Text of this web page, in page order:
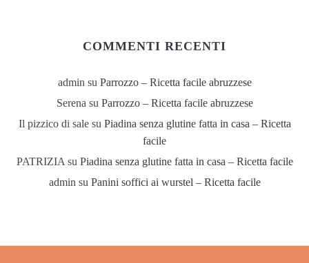
COMMENTI RECENTI
admin su Parrozzo – Ricetta facile abruzzese
Serena su Parrozzo – Ricetta facile abruzzese
Il pizzico di salesu Piadina senza glutine fatta in casa – Ricetta
facile
PATRIZIA su Piadina senza glutine fatta in casa – Ricetta facile
admin su Panini soffici ai wurstel – Ricetta facile